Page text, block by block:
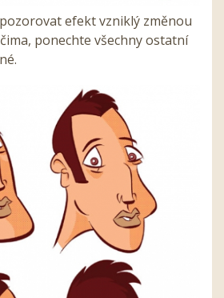
efekt vzniklý změnou
ponechte všechny ostatní